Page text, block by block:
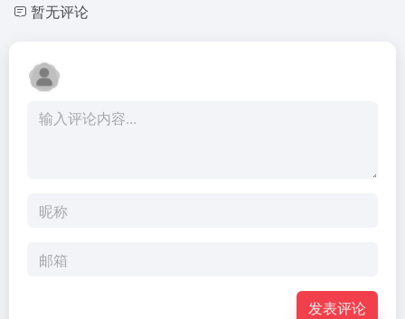
暂无评论
发表评论